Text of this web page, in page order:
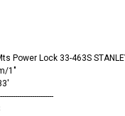
Power Lock 33-463S
1"